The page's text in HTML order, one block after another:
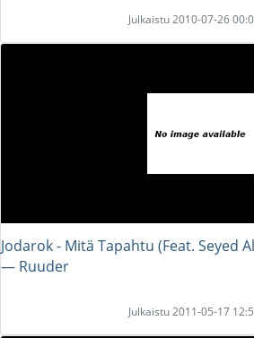
Julkaistu 2010-07-26
Jodarok - Mitä Tapahtu (Feat. Seyed
― Ruuder
Julkaistu 2011-05-17